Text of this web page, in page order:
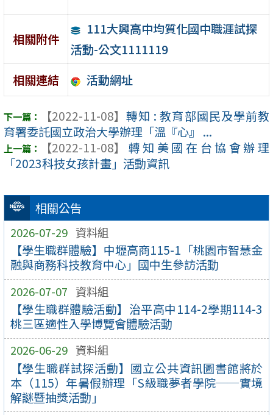
相關公告
2026-07-29 資料組
【學生職群體驗】中壢高商115-1「桃園市智慧金
融與商務科技教育中心」國中生參訪活動
2026-07-07 資料組
【學生職群體驗活動】治平高中114-2學期114-3
桃三區適性入學博覽會體驗活動
2026-06-29 資料組
【學生職群試探活動】國立公共資訊圖書館將於
本（115）年暑假辦理「S級職夢者學院──實境
解謎暨抽獎活動」
相關附件
111大興高中均質化國中職涯試探
活動-公文1111119
相關連結
活動網址
【2022-11-08】 轉知 : 教育部國民及學前教
育署委託國立政治大學辦理「溫『心』 ...
【2022-11-08】
轉知美國在台協會辦理
「2023科技女孩計畫」活動資訊